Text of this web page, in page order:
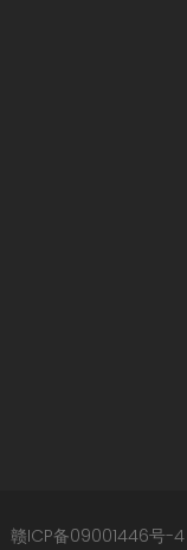
赣ICP备09001446号-4